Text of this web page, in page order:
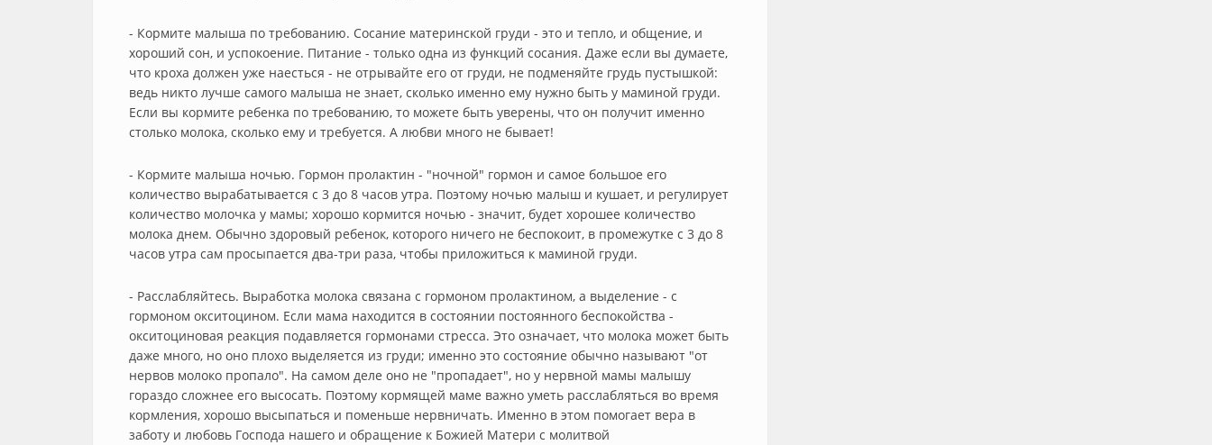
- Кормите малыша по требованию. Сосание материнской груди - это и тепло, и общение, и
хороший сон, и успокоение. Питание - только одна из функций сосания. Даже если вы думаете,
что кроха должен уже наесться - не отрывайте его от груди, не подменяйте грудь пустышкой:
ведь никто лучше самого малыша не знает, сколько именно ему нужно быть у маминой груди.
Если вы кормите ребенка по требованию, то можете быть уверены, что он получит именно
столько молока, сколько ему и требуется. А любви много не бывает!
- Кормите малыша ночью. Гормон пролактин - "ночной" гормон и самое большое его
количество вырабатывается с 3 до 8 часов утра. Поэтому ночью малыш и кушает, и регулирует
количество молочка у мамы; хорошо кормится ночью - значит, будет хорошее количество
молока днем. Обычно здоровый ребенок, которого ничего не беспокоит, в промежутке с 3 до 8
часов утра сам просыпается два-три раза, чтобы приложиться к маминой груди.
- Расслабляйтесь. Выработка молока связана с гормоном пролактином, а выделение - с
гормоном окситоцином. Если мама находится в состоянии постоянного беспокойства -
окситоциновая реакция подавляется гормонами стресса. Это означает, что молока может быть
даже много, но оно плохо выделяется из груди; именно это состояние обычно называют "от
нервов молоко пропало". На самом деле оно не "пропадает", но у нервной мамы малышу
гораздо сложнее его высосать. Поэтому кормящей маме важно уметь расслабляться во время
кормления, хорошо высыпаться и поменьше нервничать. Именно в этом помогает вера в
заботу и любовь Господа нашего и обращение к Божией Матери с молитвой